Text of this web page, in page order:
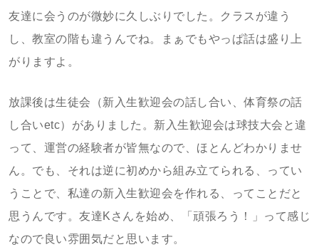
友達に会うのが微妙に久しぶりでした。クラスが違う
し、教室の階も違うんでね。まぁでもやっぱ話は盛り上
がりますよ。
放課後は生徒会（新入生歓迎会の話し合い、体育祭の話
し合いetc）がありました。新入生歓迎会は球技大会と違
って、運営の経験者が皆無なので、ほとんどわかりませ
ん。でも、それは逆に初めから組み立てられる、ってい
うことで、私達の新入生歓迎会を作れる、ってことだと
思うんです。友達Kさんを始め、「頑張ろう！」って感じ
なので良い雰囲気だと思います。